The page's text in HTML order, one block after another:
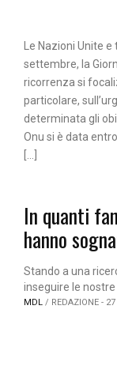
Le Nazioni Unite
settembre, la
ricorrenza si
particolare,
determinata gli
Onu si è data
In quanti
hanno
Stando a una
inseguire le
MDL / REDAZIONE -